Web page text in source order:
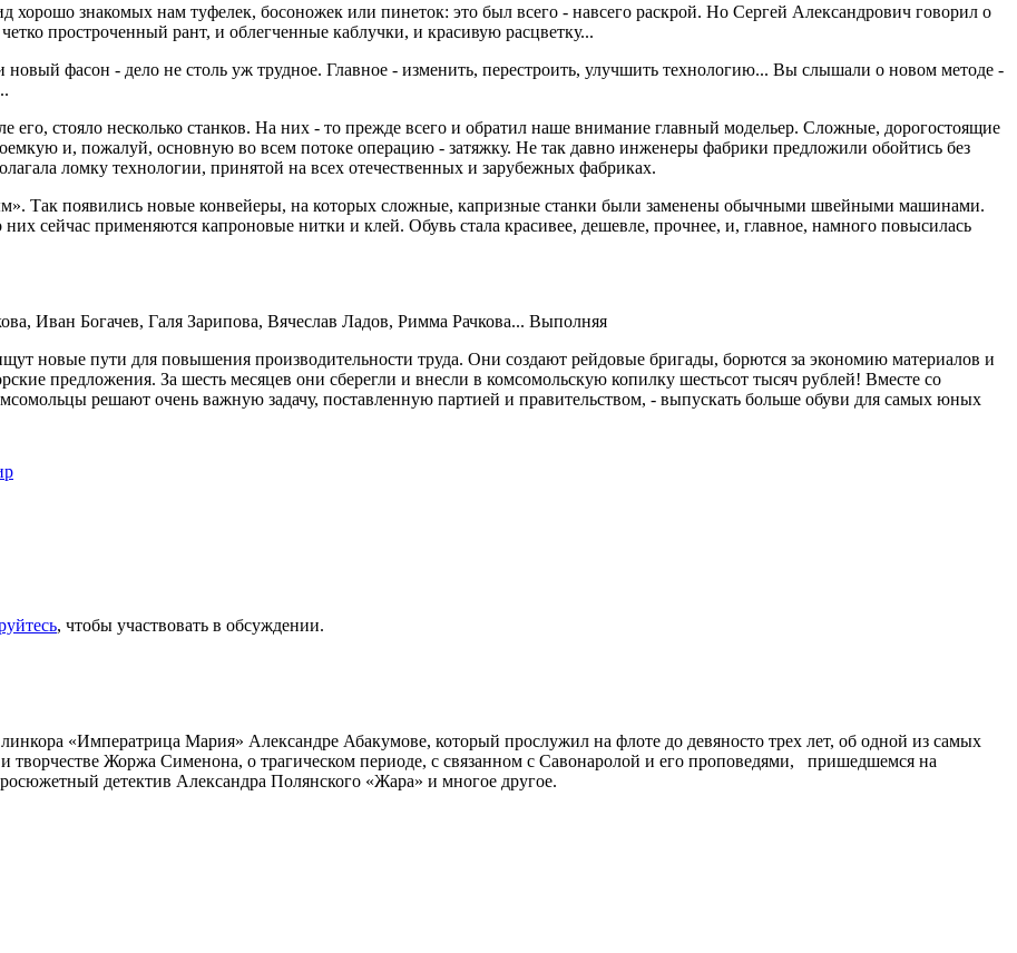
знакомых нам туфелек, босоножек или пинеток: это был всего - навсего раскрой. Но Сергей Александрович говорил о
простроченный рант, и облегченные каблучки, и красивую расцветку...
новый фасон - дело не столь уж трудное. Главное - изменить, перестроить, улучшить технологию... Вы слышали о новом методе -
стояло несколько станков. На них - то прежде всего и обратил наше внимание главный модельер. Сложные, дорогостоящие
и, пожалуй, основную во всем потоке операцию - затяжку. Не так давно инженеры фабрики предложили обойтись без
ломку технологии, принятой на всех отечественных и зарубежных фабриках.
Так появились новые конвейеры, на которых сложные, капризные станки были заменены обычными швейными машинами.
сейчас применяются капроновые нитки и клей. Обувь стала красивее, дешевле, прочнее, и, главное, намного повысилась
Иван Богачев, Галя Зарипова, Вячеслав Ладов, Римма Рачкова... Выполняя
новые пути для повышения производительности труда. Они создают рейдовые бригады, борются за экономию материалов и
предложения. За шесть месяцев они сберегли и внесли в комсомольскую копилку шестьсот тысяч рублей! Вместе со
решают очень важную задачу, поставленную партией и правительством, - выпускать больше обуви для самых юных
, чтобы участвовать в обсуждении.
«Императрица Мария» Александре Абакумове, который прослужил на флоте до девяносто трех лет, об одной из самых
Жоржа Сименона, о трагическом периоде, с связанном с Савонаролой и его проповедями, пришедшемся на
детектив Александра Полянского «Жара» и многое другое.